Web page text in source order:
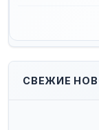
СВЕЖИЕ